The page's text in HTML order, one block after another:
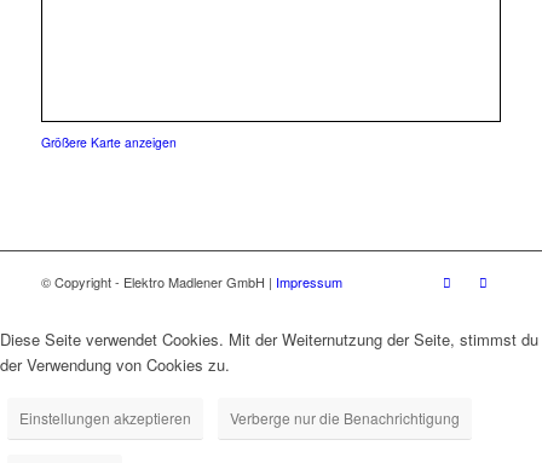
Größere Karte anzeigen
© Copyright - Elektro Madlener GmbH | Impressum
Diese Seite verwendet Cookies. Mit der Weiternutzung der Seite, stimmst du
der Verwendung von Cookies zu.
Einstellungen akzeptieren Verberge nur die Benachrichtigung